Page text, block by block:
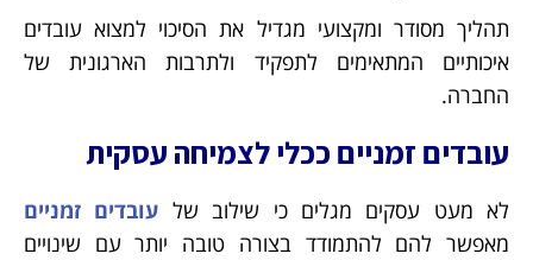
תהליך מסודר ומקצועי מגדיל את הסיכוי למצוא עובדים
איכותיים המתאימים לתפקיד ולתרבות הארגונית של
החברה.
עובדים זמניים ככלי לצמיחה עסקית
לא מעט עסקים מגלים כי שילוב של עובדים זמניים
מאפשר להם להתמודד בצורה טובה יותר עם שינויים